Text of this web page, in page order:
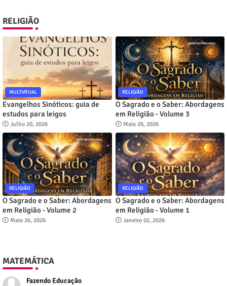
RELIGIÃO
MULTIATUAL
Evangelhos Sinóticos: guia de
estudos para leigos
Julho 20, 2026
RELIGIÃO
O Sagrado e o Saber: Abordagens
em Religião - Volume 3
Maio 26, 2026
RELIGIÃO
O Sagrado e o Saber: Abordagens
em Religião - Volume 2
Maio 26, 2026
RELIGIÃO
O Sagrado e o Saber: Abordagens
em Religião - Volume 1
Janeiro 02, 2026
MATEMÁTICA
Fazendo Educação